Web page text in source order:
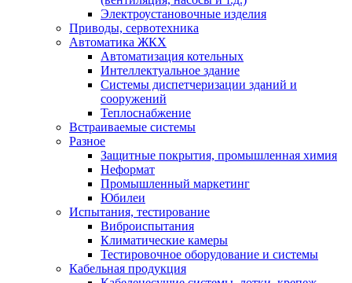
Электроустановочные изделия
Приводы, сервотехника
Автоматика ЖКХ
Автоматизация котельных
Интеллектуальное здание
Системы диспетчеризации зданий и
сооружений
Теплоснабжение
Встраиваемые системы
Разное
Защитные покрытия, промышленная химия
Неформат
Промышленный маркетинг
Юбилеи
Испытания, тестирование
Виброиспытания
Климатические камеры
Тестировочное оборудование и системы
Кабельная продукция